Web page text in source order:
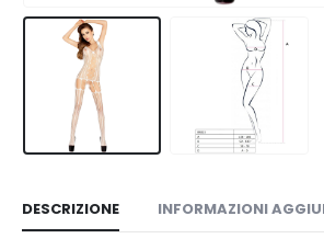
DESCRIZIONE INFORMAZIONI